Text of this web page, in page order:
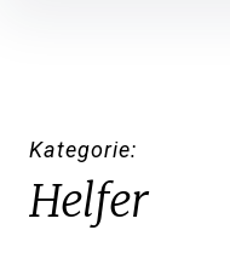
Kategorie
Helfer